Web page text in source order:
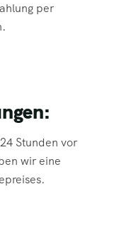
per
Stunden vor
wir eine